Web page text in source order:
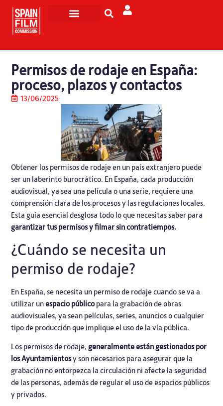
Permisos de rodaje en España:
proceso, plazos y contactos
13/06/2025
Obtener los permisos de rodaje en un país extranjero puede
ser un laberinto burocrático. En España, cada producción
audiovisual, ya sea una película o una serie, requiere una
comprensión clara de los procesos y las regulaciones locales.
Esta guía esencial desglosa todo lo que necesitas saber para
garantizar tus permisos y filmar sin contratiempos.
¿Cuándo se necesita un
permiso de rodaje?
En España, se necesita un permiso de rodaje cuando se va a
utilizar unespacio públicopara la grabación de obras
audiovisuales, ya sean películas, series, anuncios o cualquier
tipo de producción que implique el uso de la vía pública.
Los permisos de rodaje, generalmente están gestionados por
los Ayuntamientosy son necesarios para asegurar que la
grabación no entorpezca la circulación ni afecte la seguridad
de las personas, además de regular el uso de espacios públicos
y privados.